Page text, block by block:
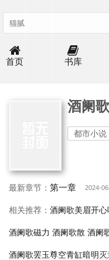
首页 书库
酒阑歌
都市小说
最新章节： 第一章 2024-
相关推荐： 酒阑歌美眉开心
酒阑歌磁力 酒阑歌散 酒阑
酒阑歌罢玉尊空青缸暗明灭